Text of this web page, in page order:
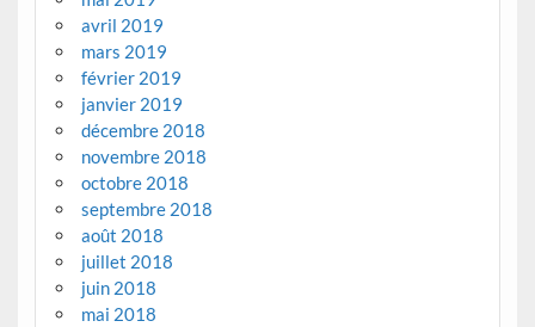
avril 2019
mars 2019
février 2019
janvier 2019
décembre 2018
novembre 2018
octobre 2018
septembre 2018
août 2018
juillet 2018
juin 2018
mai 2018